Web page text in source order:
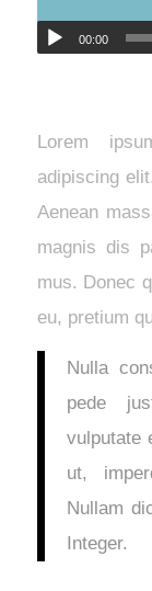
00:00
Lorem
adipiscing
Aenean
magnis dis
mus. Donec
eu, pretium
Nulla
pede
vulputate
ut,
Nullam
Integer.